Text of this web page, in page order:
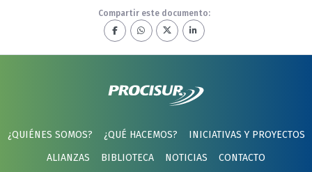
Compartir este documento:
¿QUIÉNES SOMOS? ¿QUÉ HACEMOS?
INICIATIVAS Y PROYECTOS
ALIANZAS
BIBLIOTECA NOTICIAS CONTACTO